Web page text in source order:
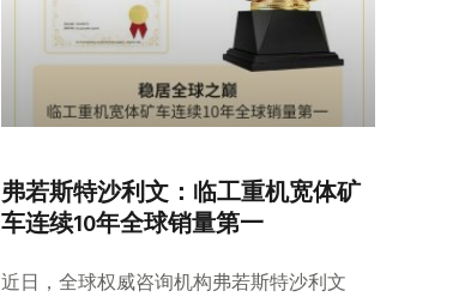
弗若斯特沙利文：临工重机宽体矿
车连续10年全球销量第一
近日，全球权威咨询机构弗若斯特沙利文